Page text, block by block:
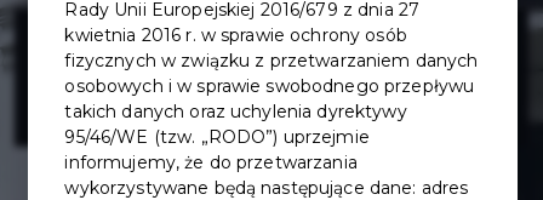
Niewidzialna
Ulica
Rady Unii Europejskiej 2016/679 z dnia 27
kwietnia 2016 r. w sprawie ochrony osób
fizycznych w związku z przetwarzaniem danych
osobowych i w sprawie swobodnego przepływu
takich danych oraz uchylenia dyrektywy
95/46/WE (tzw. „RODO”) uprzejmie
informujemy, że do przetwarzania
wykorzystywane będą następujące dane: adres